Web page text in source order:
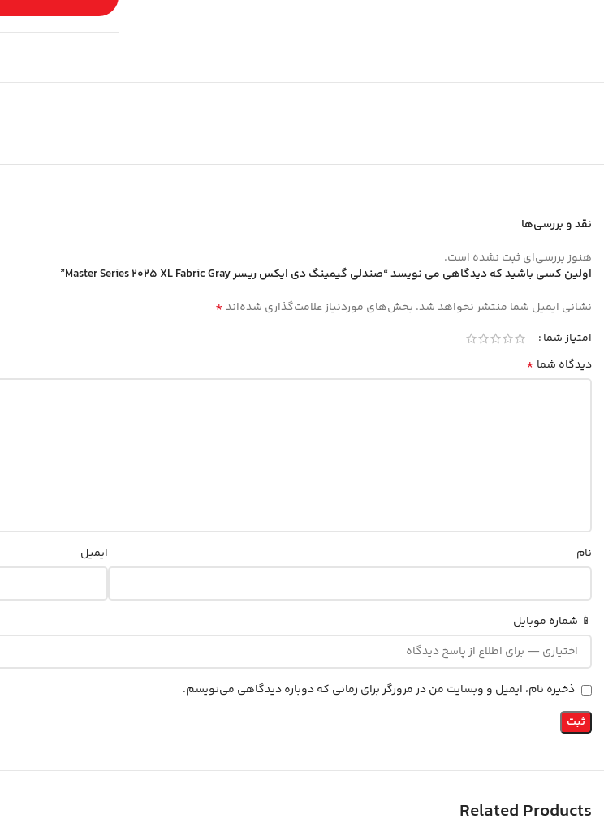
نقد و بررسی‌ها
هنوز بررسی‌ای ثبت نشده است.
اولین کسی باشید که دیدگاهی می نویسد “صندلی گیمینگ دی ایکس ریسر Master Series 2025 XL Fabric Gray”
نشانی ایمیل شما منتشر نخواهد شد. بخش‌های موردنیاز علامت‌گذاری شده‌اند*
امتیاز شما
دیدگاه شما *
نام ایمیل
📱 شماره موبایل
ذخیره نام، ایمیل و وبسایت من در مرورگر برای زمانی که دوباره دیدگاهی می‌نویسم.
Related Products